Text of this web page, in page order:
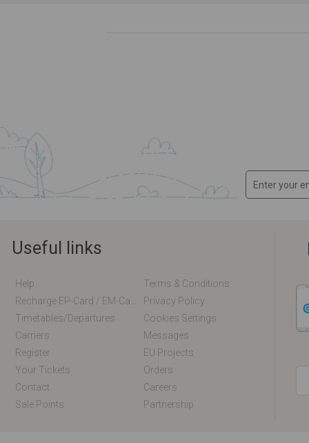
Useful links
Help
Terms & Conditions
Privacy Policy
Timetables/departures
Cookies Settings
Carriers
Messages
Register
EU Projects
Your Tickets
Orders
Contact
Careers
Sale Points
Partnership